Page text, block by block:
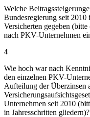
Welche
Bundesregierung seit
Versicherten gegeben
nach PKV-Unternehmen
4
Wie hoch war nach
den einzelnen PKV-
Aufteilung der Überzinsen
Unternehmen seit 2010
in Jahresschritten gliedern)?